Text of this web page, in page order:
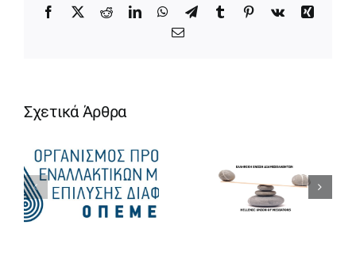
Facebook
X RedditLinkedInWhatsApp
TelegramTumblr Pinterest
Vk
Xing
Email
Σχετικά Άρθρα